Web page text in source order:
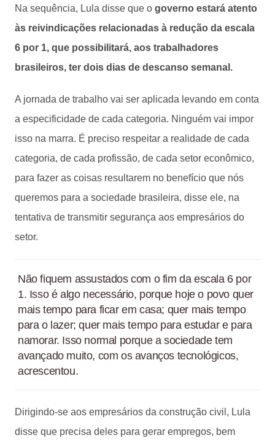
Na sequência, Lula disse que o governo estará atento
às reivindicações relacionadas à redução da escala
6 por 1, que possibilitará, aos trabalhadores
brasileiros, ter dois dias de descanso semanal.
A jornada de trabalho vai ser aplicada levando em conta
a especificidade de cada categoria. Ninguém vai impor
isso na marra. É preciso respeitar a realidade de cada
categoria, de cada profissão, de cada setor econômico,
para fazer as coisas resultarem no benefício que nós
queremos para a sociedade brasileira, disse ele, na
tentativa de transmitir segurança aos empresários do
setor.
Não fiquem assustados com o fim da escala 6 por
1. Isso é algo necessário, porque hoje o povo quer
mais tempo para ficar em casa; quer mais tempo
para o lazer; quer mais tempo para estudar e para
namorar. Isso normal porque a sociedade tem
avançado muito, com os avanços tecnológicos,
acrescentou.
Dirigindo-se aos empresários da construção civil, Lula
disse que precisa deles para gerar empregos, bem